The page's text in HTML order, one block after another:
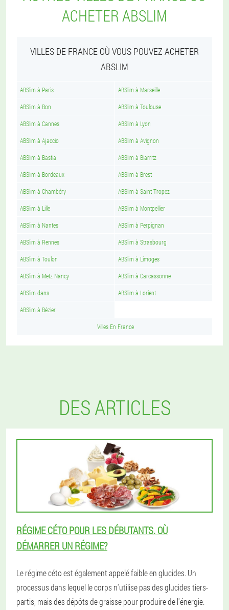
ACHETER ABSLIM
VILLES DE FRANCE OÙ VOUS POUVEZ ACHETER
ABSLIM
ABSlim à Paris ABSlim à Marseille
ABSlim à Bon ABSlim à Toulouse
ABSlim à Cannes ABSlim à Lyon
ABSlim à Ajaccio ABSlim à Avignon
ABSlim à Bastia ABSlim à Biarritz
ABSlim à Bordeaux ABSlim à Brest
ABSlim à Chambéry ABSlim à Saint Tropez
ABSlim à Lille ABSlim à Montpellier
ABSlim à Nantes ABSlim à Perpignan
ABSlim à Rennes ABSlim à Strasbourg
ABSlim à Toulon ABSlim à Limoges
ABSlim à Metz Nancy ABSlim à Carcassonne
ABSlim dans ABSlim à Lorient
ABSlim à Bézier
Villes En France
DES ARTICLES
RÉGIME CÉTO POUR LES DÉBUTANTS. OÙ
DÉMARRER UN RÉGIME?
Le régime céto est également appelé faible en glucides. Un
processus dans lequel le corps n'utilise pas des glucides tiers-
partis, mais des dépôts de graisse pour produire de l'énergie.